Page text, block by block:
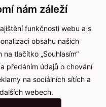
535 066
- 16:00
kam.cz
údajů
nám záleží
funkčnosti webu a s
obsahu našich
tlačítko „Souhlasím“
předáním údajů o chování
na sociálních sítích a
webech.